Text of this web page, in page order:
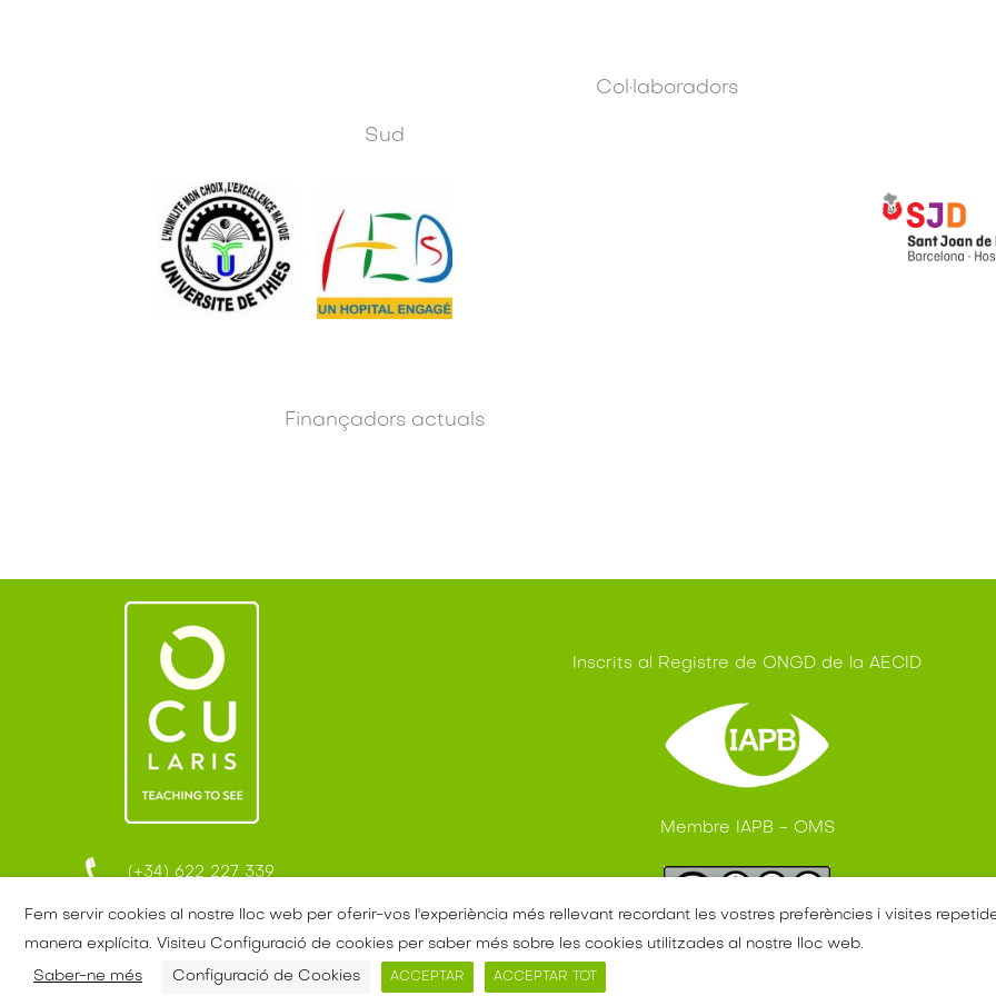
Col·laboradors
Sud
Finançadors actuals
(+34) 622 227 339
Divendres 9:00 a 15:00h
hola@ocularis.ong
Inscrits al Registre de ONGD de la AECID
Membre IAPB - OMS
Fem servir cookies al nostre lloc web per oferir-vos l'experiència més rellevant recordant les vostres preferències i visites
manera explícita. Visiteu Configuració de cookies per saber més sobre les cookies utilitzades al nostre lloc web.
Saber-ne més Configuració de Cookies ACCEPTAR ACCEPTAR TOT